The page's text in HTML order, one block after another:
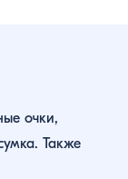
очки,
Также